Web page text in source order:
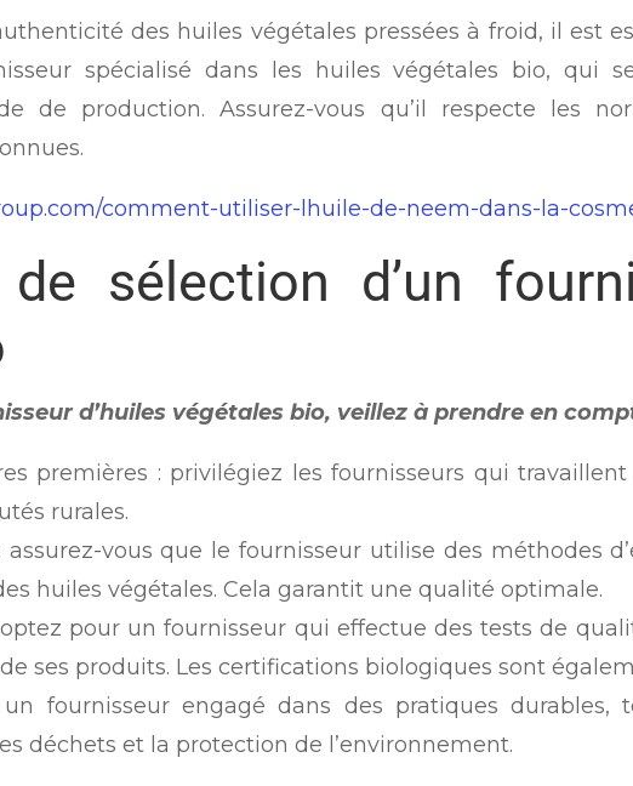
des huiles végétales pressées à froid, il est
spécialisé dans les huiles végétales bio, qui
de production. Assurez-vous qu’il respecte les
comment-utiliser-lhuile-de-neem-dans-la-
sélection d’un
d’huiles végétales bio, veillez à prendre en
premières : privilégiez les fournisseurs qui
rurales.
assurez-vous que le fournisseur utilise des méthodes
huiles végétales. Cela garantit une qualité optimale.
pour un fournisseur qui effectue des tests de
ses produits. Les certifications biologiques sont
un fournisseur engagé dans des pratiques
déchets et la protection de l’environnement.